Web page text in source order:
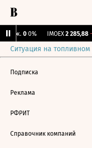
Бирж. 0 0% IMOEX 2 285,88 -
Ситуация на
Подписка
Реклама
РФРИТ
Справочник компаний